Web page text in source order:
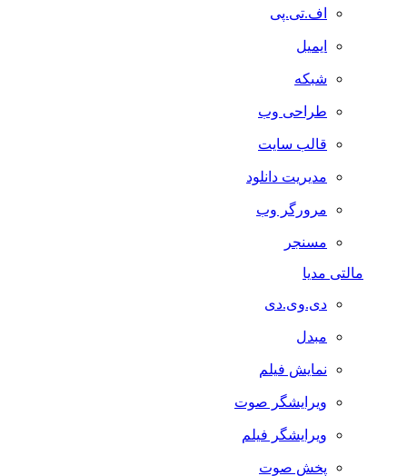
اف.تی.پی
ایمیل
شبکه
طراحی وب
قالب سایت
مدیریت دانلود
مرورگر وب
مسنجر
مالتی مدیا
دی.وی.دی
مبدل
نمایش فیلم
ویرایشگر صوت
ویرایشگر فیلم
پخش صوت